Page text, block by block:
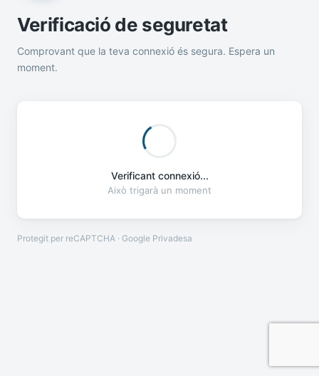
Verificació de seguretat
Comprovant que la teva connexió és segura. Espera un
moment.
Verificant connexió...
Això trigarà un moment
Protegit per reCAPTCHA · Google Privadesa